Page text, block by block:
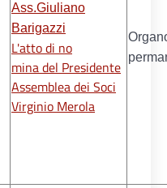
Ass.Giuliano
Barigazzi
L'atto di no
mina del Presidente
Assemblea dei Soci
Virginio Merola